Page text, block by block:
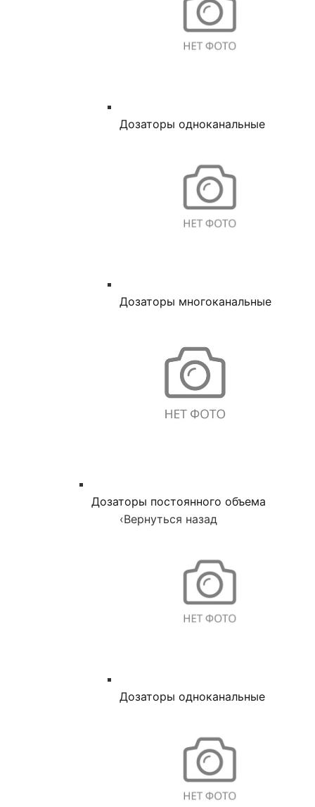
Дозаторы одноканальные
Дозаторы многоканальные
Дозаторы постоянного объема
‹Вернуться назад
Дозаторы одноканальные